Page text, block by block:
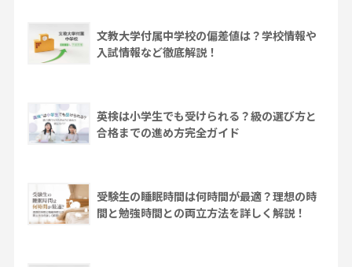
文教大学付属中学校の偏差値は？学校情報や
入試情報など徹底解説！
英検は小学生でも受けられる？級の選び方と
合格までの進め方完全ガイド
受験生の睡眠時間は何時間が最適？理想の時
間と勉強時間との両立方法を詳しく解説！